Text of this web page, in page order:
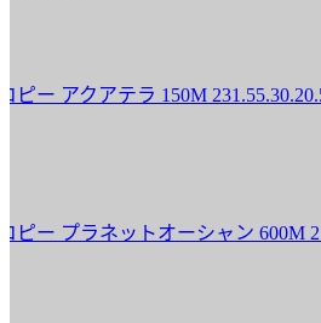
クアテラ 150M
プラネットオーシャン 600M